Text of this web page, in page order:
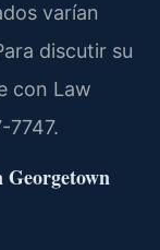
varían
discutir su
con Law
7747.
Georgetown